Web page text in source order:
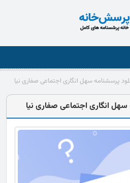
پرسشنامه سهل انگاری اجتماعی صفاری نیا
سهل انگاری اجتماعی صفاری نیا